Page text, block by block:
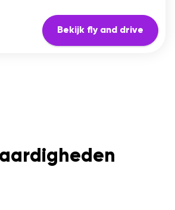
Bekijk fly and drive